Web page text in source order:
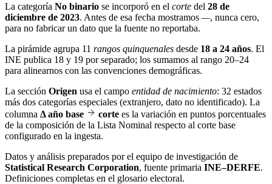
La categoría No binario se incorporó en el corte del 28 de
diciembre de 2023. Antes de esa fecha mostramos —, nunca cero,
para no fabricar un dato que la fuente no reportaba.
La pirámide agrupa 11 rangos quinquenales desde 18 a 24 años. El
INE publica 18 y 19 por separado; los sumamos al rango 20–24
para alinearnos con las convenciones demográficas.
La sección Origen usa el campo entidad de nacimiento: 32 estados
más dos categorías especiales (extranjero, dato no identificado). La
columna Δ año base corte es la variación en puntos porcentuales
de la composición de la Lista Nominal respecto al corte base
configurado en la ingesta.
Datos y análisis preparados por el equipo de investigación de
Statistical Research Corporation, fuente primaria INE–DERFE.
Definiciones completas en el glosario electoral.